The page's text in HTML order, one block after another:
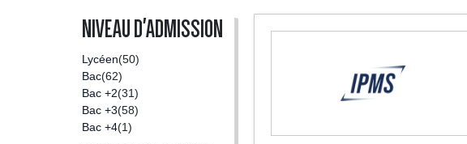
NIVEAU D'ADMISSION
Lycéen(50)
Bac(62)
Bac +2(31)
Bac +3(58)
Bac +4(1)